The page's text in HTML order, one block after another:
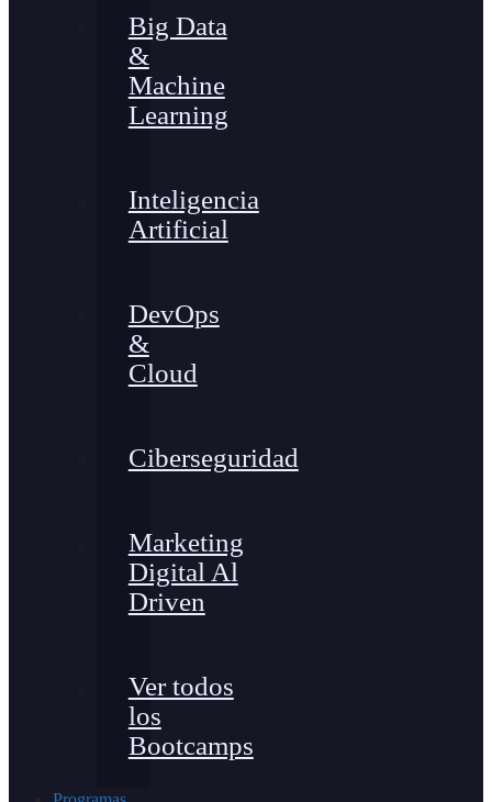
Big Data
&
Machine
Learning
Inteligencia
Artificial
DevOps
&
Cloud
Ciberseguridad
Marketing
Digital Al
Driven
Ver todos
los
Bootcamps